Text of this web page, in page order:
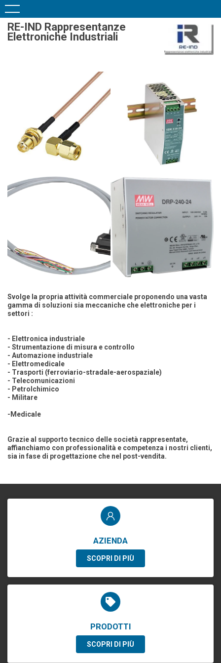
RE-IND Rappresentanze
Elettroniche Industriali
Svolge la propria attività commerciale proponendo una vasta
gamma di soluzioni sia meccaniche che elettroniche per i
settori :
- Elettronica industriale
- Strumentazione di misura e controllo
- Automazione industriale
- Elettromedicale
- Trasporti (ferroviario-stradale-aerospaziale)
- Telecomunicazioni
- Petrolchimico
- Militare
-Medicale
Grazie al supporto tecnico delle società rappresentate,
affianchiamo con professionalità e competenza i nostri clienti,
sia in fase di progettazione che nel post-vendita.
AZIENDA
SCOPRI DI PIÙ
PRODOTTI
SCOPRI DI PIÙ